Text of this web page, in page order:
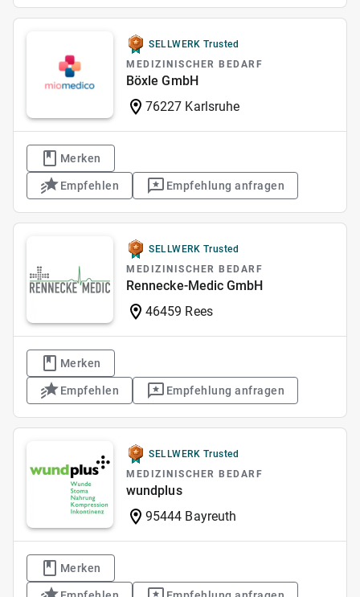
SELLWERK Trusted
MEDIZINISCHER BEDARF
Böxle GmbH
76227 Karlsruhe
Merken
Empfehlen Empfehlung anfragen
SELLWERK Trusted
MEDIZINISCHER BEDARF
Rennecke-Medic GmbH
46459 Rees
Merken
Empfehlen Empfehlung anfragen
SELLWERK Trusted
MEDIZINISCHER BEDARF
wundplus
95444 Bayreuth
Merken